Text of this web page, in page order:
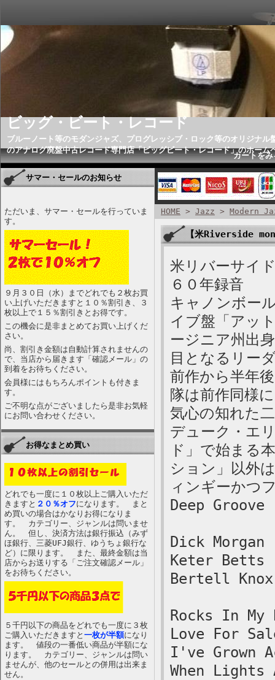
ビッグ・ビート・レコード
ブルーノート等のモダンジャズ、プログレッシブ・ロック等のオリジナル
のアナログ廃盤中古レコード専門店「ビッグビート・レコード」のホーム
カートをみ
サマー・セールのお知らせ
ただいま、サマー・セールを行っていま
す。
９月３０日（水）までどれでも２枚お買
い上げいただきますと１０％割引き、３
枚以上で１５％割引きとお得です。
この機会に是非まとめてお買い上げくだ
さい。
尚、割引き金額は自動計算されませんの
で、当店から届きます「確認メール」の
到着をお待ちください。
会員様にはもちろんポイントも付きま
す。
ご不明な点がございましたら是非お気軽
にお問い合わせください。
お得なまとめ買い
どれでも一度に１０枚以上ご購入いただ
きますと ２０％オフになります。 まと
め買いの場合はかなりお得になりま
す。 カテゴリー、ジャンルは問いませ
ん。 但し、決済方法は銀行振込（みず
ほ銀行、三菱UFJ銀行、ゆうちょ銀行な
ど）に限ります。 また、最終金額は当
店からお送りする「ご注文確認メール」
をお待ちください。
５千円以下の商品をどれでも一度に３枚
ご購入いただきますと 一枚が半額になり
ます。 値段の一番低い商品が半額にな
ります。 カテゴリー、ジャンルは問い
ませんが、他のセールとの併用は出来ま
せん。
HOME > Jazz > Modern
【米Riverside
米リバーサイ
６０年録音
キャノンボー
イブ盤「アッ
ージニア州出
目となるリー
前作から半年
隊は前作同様
気心の知れた
デューク・エ
ド」で始まる
ション」以外
ィンギーかつ
Deep Groove
Dick
Keter Betts
Bertell
Rocks In My
Love For
I've Grown
When Lights